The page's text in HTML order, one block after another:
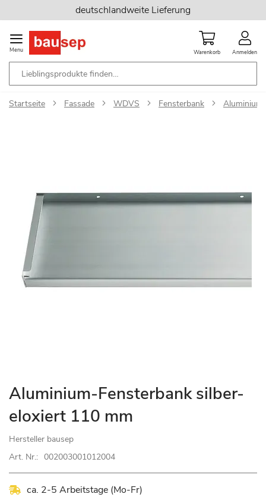
Inhalt
springen
deutschlandweite Lieferung
Menu Warenkorb Anmelden
Startseite Fassade WDVS Fensterbank
Zum
Anfang
der
springen
Aluminium-Fensterbank silber-
eloxiert 110 mm
Hersteller bausep
Art. Nr.: 002003001012004
ca. 2-5 Arbeitstage (Mo-Fr)